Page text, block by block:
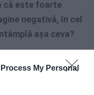
My Personal
că este foarte
negativă, în cel
aşa ceva?
«Parlamentul European
mai puţin prezent